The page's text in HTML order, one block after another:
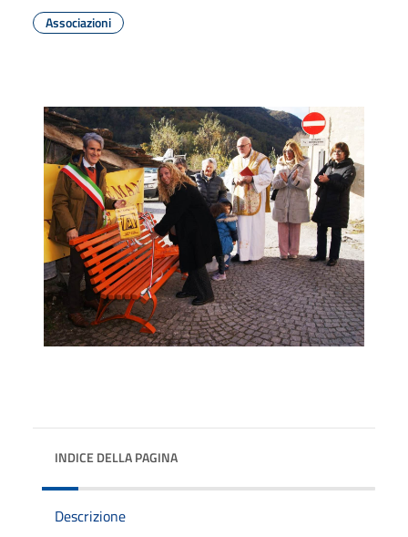
Associazioni
INDICE DELLA PAGINA
Descrizione